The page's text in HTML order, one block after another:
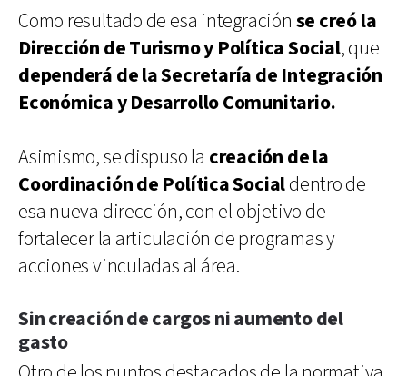
Como resultado de esa integración se creó la
Dirección de Turismo y Política Social, que
dependerá de la Secretaría de Integración
Económica y Desarrollo Comunitario.
Asimismo, se dispuso la creación de la
Coordinación de Política Socialdentro de
esa nueva dirección, con el objetivo de
fortalecer la articulación de programas y
acciones vinculadas al área.
Sin creación de cargos ni aumento del
gasto